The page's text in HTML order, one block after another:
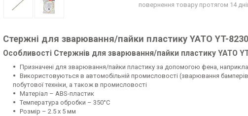
повернення товару протягом 14
Стержні для зварювання/пайки пластику YATO YT-
Особливості Стержнів для зварювання/пайки пластику YATO
Призначені для зварювання/пайки пластику за допомогою фена,
Використовуються в автомобільній промисловості (зварювання
побутової техніки, а також в промисловості
Матеріал – ABS-пластик
Температура обробки – 350°C
Розмір – 2.5 x 5 мм